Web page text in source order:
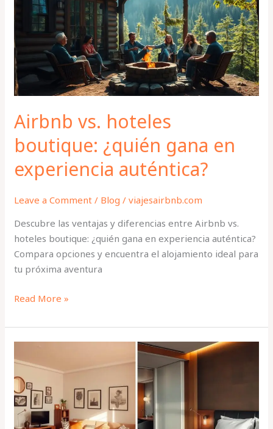
Airbnb vs. hoteles
boutique: ¿quién gana en
experiencia auténtica?
Leave a Comment / Blog /viajesairbnb.com
Descubre las ventajas y diferencias entre Airbnb vs.
hoteles boutique: ¿quién gana en experiencia auténtica?
Compara opciones y encuentra el alojamiento ideal para
tu próxima aventura
boutique:
¿quién
gana
experiencia
auténtica?
Read More »
vs.
Hoteles:
¿Cuál
es
la